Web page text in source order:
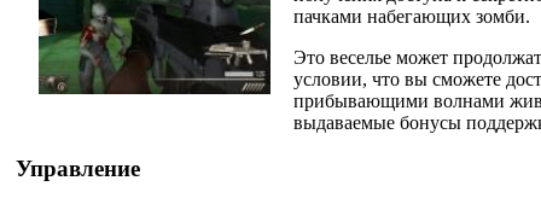
пачками набегающих зомби.
Это веселье может
условии, что вы сможете
прибывающими волнами
выдаваемые бонусы
Управление